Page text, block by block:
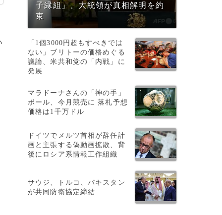
子縁組」、大統領が真相解明を約
束
「1個3000円超もすべきでは
ない」ブリトーの価格めぐる
議論、米共和党の「内戦」に
発展
マラドーナさんの「神の手」
ボール、今月競売に 落札予想
価格は1千万ドル
ドイツでメルツ首相が辞任計
画と主張する偽動画拡散、背
後にロシア系情報工作組織
サウジ、トルコ、パキスタン
が共同防衛協定締結